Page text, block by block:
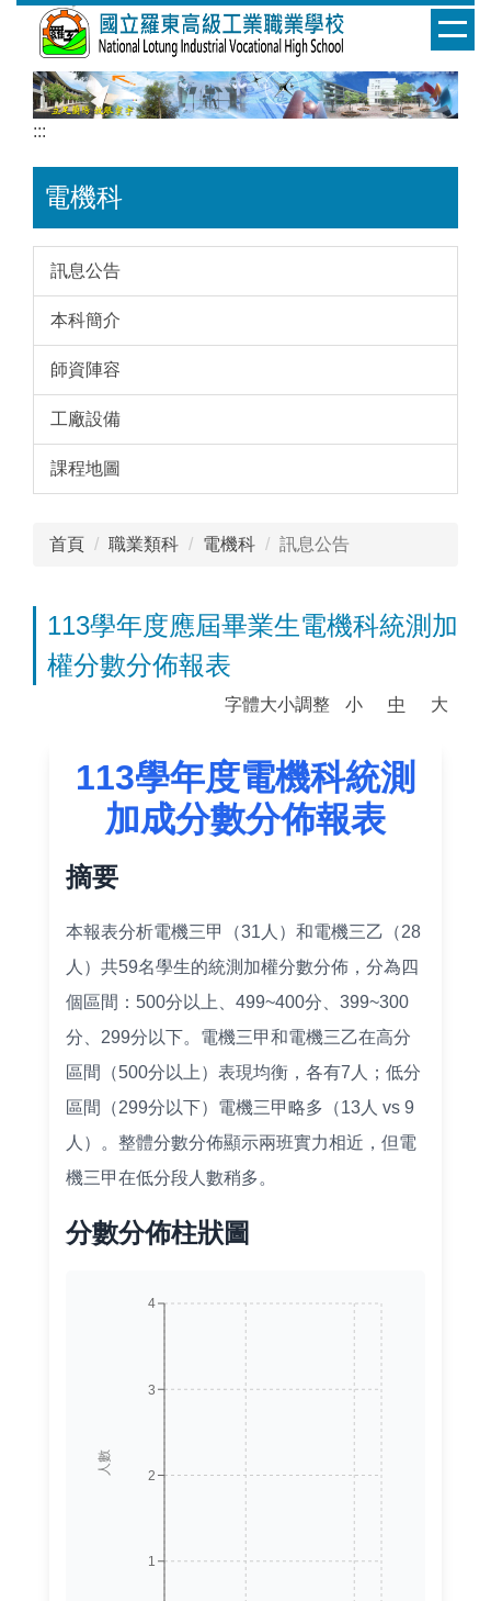
:::
電機科
訊息公告
本科簡介
師資陣容
工廠設備
課程地圖
首頁 職業類科 電機科 訊息公告
113學年度應屆畢業生電機科統測加
權分數分佈報表
字體大小調整 小 中 大
113學年度電機科統測
加成分數分佈報表
摘要
本報表分析電機三甲（31人）和電機三乙（28
人）共59名學生的統測加權分數分佈，分為四
個區間：500分以上、499~400分、399~300
分、299分以下。電機三甲和電機三乙在高分
區間（500分以上）表現均衡，各有7人；低分
區間（299分以下）電機三甲略多（13人 vs 9
人）。整體分數分佈顯示兩班實力相近，但電
機三甲在低分段人數稍多。
分數分佈柱狀圖
1
2
3
4
人數